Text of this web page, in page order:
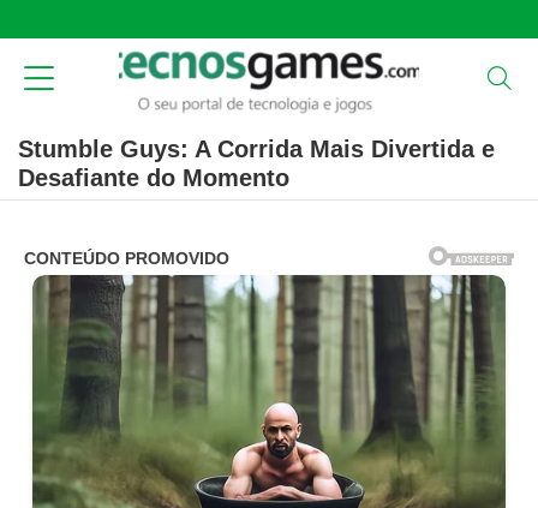
Stumble Guys: A Corrida Mais Divertida e
Desafiante do Momento